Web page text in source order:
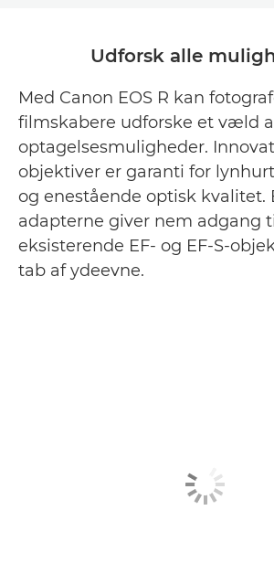
Relaterede produkter
Udforsk alle
Med Canon EOS R kan
filmskabere udforske et væld
optagelsesmuligheder.
objektiver er garanti for
og enestående optisk kvalitet.
adapterne giver nem adgang
eksisterende EF- og EF-S-
tab af ydeevne.